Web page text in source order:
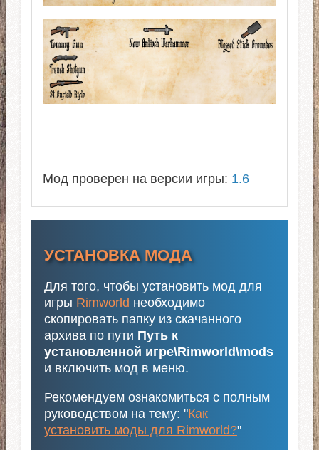
Мод проверен на версии игры: 1.6
УСТАНОВКА МОДА
Для того, чтобы установить мод для
игры Rimworld необходимо
скопировать папку из скачанного
архива по пути Путь к
установленной игре\Rimworld\mods
и включить мод в меню.
Рекомендуем ознакомиться с полным
руководством на тему: "Как
установить моды для Rimworld?"